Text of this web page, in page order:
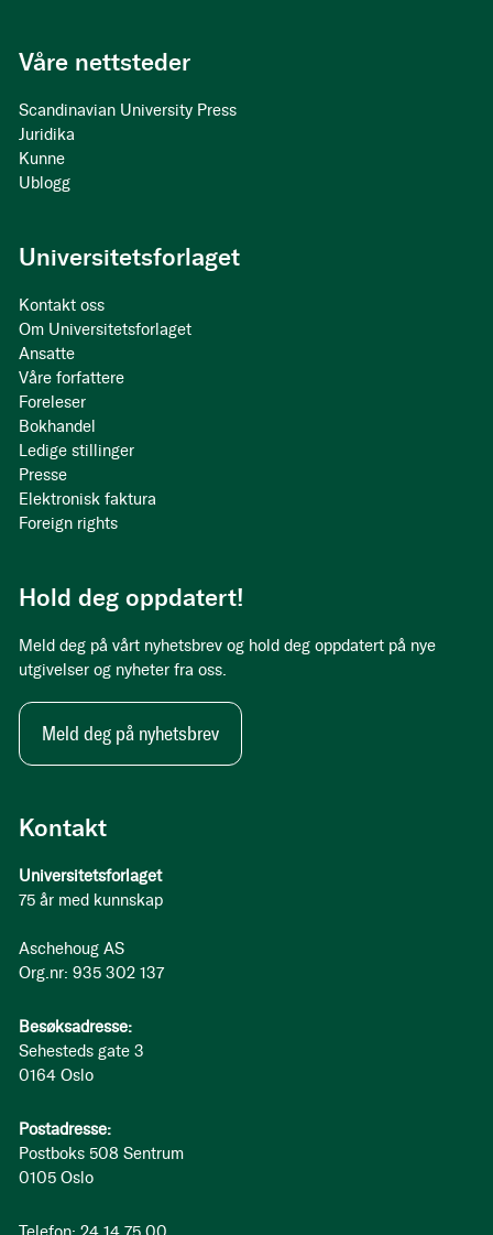
Kontakt
Universitetsforlaget
75 år med kunnskap
Aschehoug AS
Org.nr: 935 302 137
Besøksadresse:
Sehesteds gate 3
0164 Oslo
Postadresse:
Postboks 508 Sentrum
0105 Oslo
Våre nettsteder
Scandinavian University Press
Juridika
Kunne
Ublogg
Universitetsforlaget
Kontakt oss
Om Universitetsforlaget
Ansatte
Våre forfattere
Foreleser
Bokhandel
Ledige stillinger
Presse
Elektronisk faktura
Foreign rights
Hold deg oppdatert!
Meld deg på vårt nyhetsbrev og hold deg oppdatert på nye
utgivelser og nyheter fra oss.
Meld deg på nyhetsbrev